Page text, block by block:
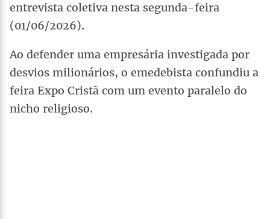
entrevista coletiva nesta segunda-feira
(01/06/2026).
Ao defender uma empresária investigada por
desvios milionários, o emedebista confundiu a
feira Expo Cristã com um evento paralelo do
nicho religioso.